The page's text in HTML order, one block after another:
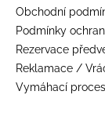
Obchodní
Podmínky
Rezervace
Reklamace /
Vymáhací